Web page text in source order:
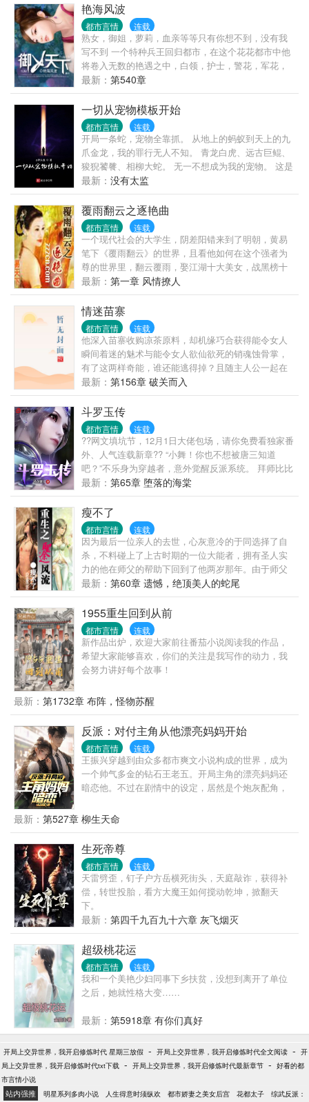
艳海风波
都市言情 连载
熟女，御姐，萝莉，血亲等等只有你想不到，没有我
写不到 一个特种兵王回归都市，在这个花花都市中他
将卷入无数的艳遇之中，白领，护士，警花，军花，
妩媚少妇，成熟美 妇，高高在上的商场女强人，还是
拥有无数粉丝的女明星！
最新： 第540章
一切从宠物模板开始
都市言情 连载
开局一条蛇，宠物全靠抓。 从地上的蚂蚁到天上的九
爪金龙，我的罪行无人不知。 青龙白虎、远古巨鲲、
狻猊饕餮、相柳大蛇。 无一不想成为我的宠物。 这是
一个灵气复苏的世界，顾江在不断的捕捉、培养宠物
中逐渐变强。
最新： 没有太监
覆雨翻云之逐艳曲
都市言情 连载
一个现代社会的大学生，阴差阳错来到了明朝，黄易
笔下《覆雨翻云》的世界，且看他如何在这个强者为
尊的世界里，翻云覆雨，娶江湖十大美女，战黑榜十
大高手，淫明皇三宫六院，颠覆东瀛倭国、尝高丽异
域风情、下西洋猎艳欧洲美女……
最新： 第一章 风情撩人
情迷苗寨
都市言情 连载
他深入苗寨收购凉茶原料，却机缘巧合获得能令女人
瞬间着迷的魅术与能令女人欲仙欲死的销魂蚀骨掌，
有了这两样奇能，谁还能逃得掉？且随主人公一起在
美女如云的苗寨领略少数民族姑娘的万种风情吧！
最新： 第156章 破关而入
斗罗玉传
都市言情 连载
??网文填坑节，12月1日大佬包场，请你免费看独家番
外、人气连载新章?? “小舞！你也不想被唐三知道
吧？”不乐身为穿越者，意外觉醒反派系统。 拜师比比
东，大师得 各位书友如果觉得《斗罗玉传》还不错的
话请不要忘记向您QQ群和微博里的朋友推荐哦！
最新： 第65章 堕落的海棠
瘦不了
都市言情 连载
因为最后一位亲人的去世，心灰意冷的于同选择了自
杀，不料碰上了上古时期的一位大能者，拥有圣人实
力的他在师父的帮助下回到了他两岁那年。由于师父
本是天地纯阳之气所化，继承了师父全部能力的主
角，会不自觉的对让他有好感的女人发出一种致命的
吸引力，使他重生后的旅程充满了香艳激情，主角也
因此妻妾无数！ 本书绝非暧昧流，也绝非后宫
流，绝对的种马流！
最新： 第60章 遗憾，绝顶美人的蛇尾
1955重生回到从前
都市言情 连载
新作品出炉，欢迎大家前往番茄小说阅读我的作品，
希望大家能够喜欢，你们的关注是我写作的动力，我
会努力讲好每个故事！
最新： 第1732章 布阵，怪物苏醒
反派：对付主角从他漂亮妈妈开始
都市言情 连载
王振兴穿越到由众多都市爽文小说构成的世界，成为
一个帅气多金的钻石王老五。开局主角的漂亮妈妈还
暗恋他。不过在剧情中的设定，居然是个炮灰配角，
还用想吗？肯定是选2啊！
最新： 第527章 柳生天命
生死帝尊
都市言情 连载
天雷劈歪，钉子户方岳横死街头，天庭敲诈，获得补
偿，转世投胎，看方大魔王如何搅动乾坤，掀翻天
下。
最新： 第四千九百九十六章 灰飞烟灭
超级桃花运
都市言情 连载
我和一个美艳少妇同事下乡扶贫，没想到离开了单位
之后，她就性格大变……
最新： 第5918章 有你们真好
开局上交异世界，我开启修炼时代 星期三放假 - 开局上交异世界，我开启修炼时代全文阅读 - 开
局上交异世界，我开启修炼时代txt下载 - 开局上交异世界，我开启修炼时代最新章节 - 好看的都
市言情小说
站内强推 明星系列多肉小说 人生得意时须纵欢 都市娇妻之美女后宫 花都太子
综武反派：